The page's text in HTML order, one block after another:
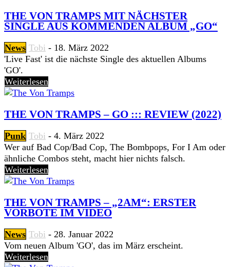
THE VON TRAMPS MIT NÄCHSTER
SINGLE AUS KOMMENDEN ALBUM „GO“
News Tobi - 18. März 2022
'Live Fast' ist die nächste Single des aktuellen Albums
'GO'.
Weiterlesen
THE VON TRAMPS – GO ::: REVIEW (2022)
Punk Tobi - 4. März 2022
Wer auf Bad Cop/Bad Cop, The Bombpops, For I Am oder
ähnliche Combos steht, macht hier nichts falsch.
Weiterlesen
THE VON TRAMPS – „2AM“: ERSTER
VORBOTE IM VIDEO
News Tobi - 28. Januar 2022
Vom neuen Album 'GO', das im März erscheint.
Weiterlesen